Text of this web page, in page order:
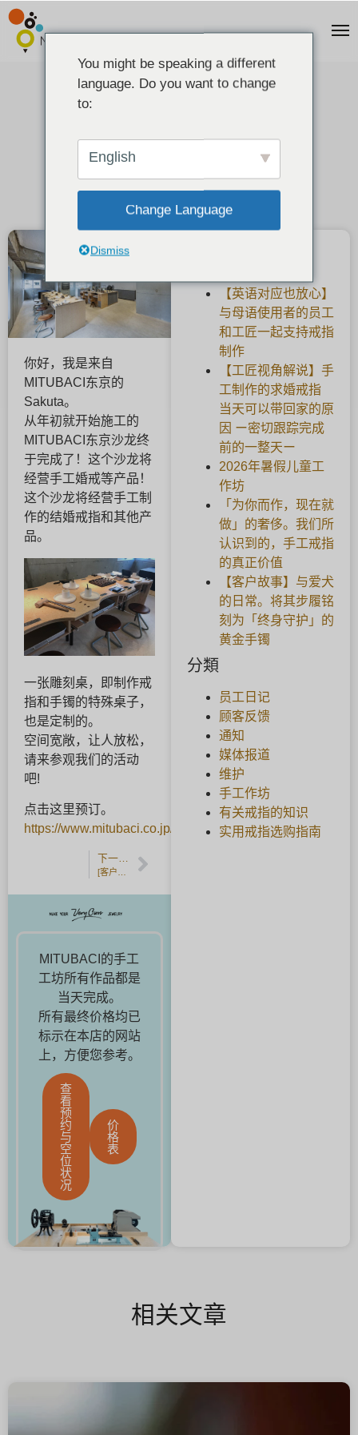
MITUBACI东京公开赛。
你好，我是来自
MITUBACI东京的
Sakuta。
从年初就开始施工的
MITUBACI东京沙龙终
于完成了！这个沙龙将
经营手工婚戒等产品！
这个沙龙将经营手工制
作的结婚戒指和其他产
品。
一张雕刻桌，即制作戒
指和手镯的特殊桌子，
也是定制的。
空间宽敞，让人放松，
请来参观我们的活动
吧!
点击这里预订。
https://www.mitubaci.co.jp/contact/
MITUBACI的手工
工坊所有作品都是
当天完成。
所有最终价格均已
标示在本店的网站
上，方便您参考。
查
看
预
约
与
空
位
状
况
价
格
表
【英语对应也放心】
与母语使用者的员工
和工匠一起支持戒指
制作
【工匠视角解说】手
工制作的求婚戒指
当天可以带回家的原
因 ー密切跟踪完成
前的一整天ー
2026年暑假儿童工
作坊
「为你而作，现在就
做」的奢侈。我们所
认识到的，手工戒指
的真正价值
【客户故事】与爱犬
的日常。将其步履铭
刻为「终身守护」的
黄金手镯
分類
员工日记
顾客反馈
通知
媒体报道
维护
手工作坊
有关戒指的知识
实用戒指选购指南
相关文章
You might be speaking a different
language. Do you want to change
to:
English
Change Language
Dismiss